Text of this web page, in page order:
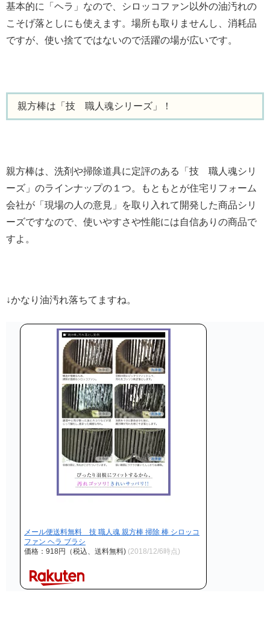
基本的に「ヘラ」なので、シロッコファン以外の油汚れの
こそげ落としにも使えます。場所も取りませんし、消耗品
ですが、使い捨てではないので活躍の場が広いです。
親方棒は「技 職人魂シリーズ」！
親方棒は、洗剤や掃除道具に定評のある「技 職人魂シリ
ーズ」のラインナップの１つ。もともとが住宅リフォーム
会社が「現場の人の意見」を取り入れて開発した商品シリ
ーズですなので、使いやすさや性能には自信ありの商品で
すよ。
↓かなり油汚れ落ちてますね。
メール便送料無料 技 職人魂 親方棒 掃除 棒 シロッコ
ファン ヘラ ブラシ
価格：918円（税込、送料無料) (2018/12/6時点)